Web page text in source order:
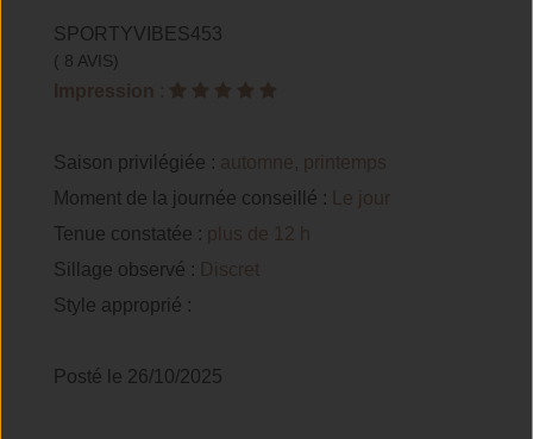
SPORTYVIBES453
( 8 AVIS)
Impression :
Saison privilégiée : automne, printemps
Moment de la journée conseillé :
Le jour
Tenue constatée : plus de 12 h
Sillage observé : Discret
Style approprié :
Posté le 26/10/2025